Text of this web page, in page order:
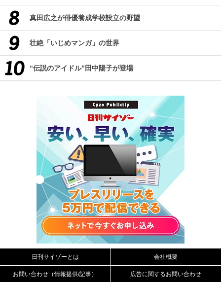
真田広之が俳優養成学校設立の野望
壮絶「いじめマンガ」の世界
“伝説のアイドル”田中陽子が登場
日刊サイゾーとは 会社概要
お問い合わせ（情報提供/記事） 広告に関するお問い合わせ